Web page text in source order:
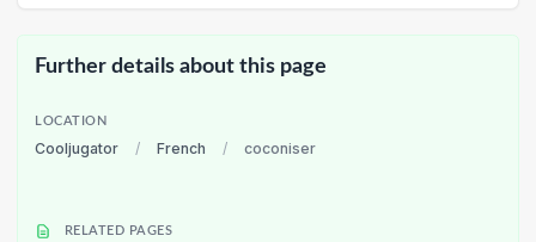
Further details about this page
LOCATION
Cooljugator / French / coconiser
RELATED PAGES